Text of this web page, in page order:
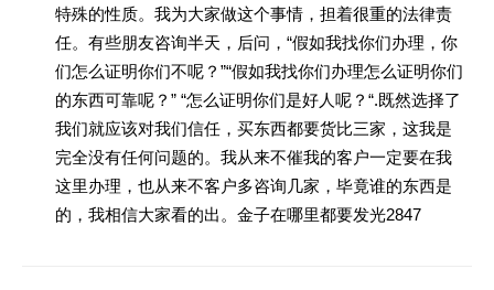
特殊的性质。我为大家做这个事情，担着很重的法律责
任。有些朋友咨询半天，后问，“假如我找你们办理，你
们怎么证明你们不呢？”“假如我找你们办理怎么证明你们
的东西可靠呢？” “怎么证明你们是好人呢？“.既然选择了
我们就应该对我们信任，买东西都要货比三家，这我是
完全没有任何问题的。我从来不催我的客户一定要在我
这里办理，也从来不客户多咨询几家，毕竟谁的东西是
的，我相信大家看的出。金子在哪里都要发光2847